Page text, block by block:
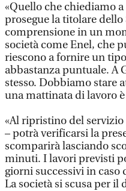
«Quello che chiediamo
prosegue la titolare
comprensione in un
società come Enel, che
riescono a fornire un
abbastanza puntuale. A
stesso. Dobbiamo stare
una mattinata di lavoro
«Al ripristino del
– potrà verificarsi la
scomparirà lasciando
minuti. I lavori previsti
giorni successivi in caso
La società si scusa per il